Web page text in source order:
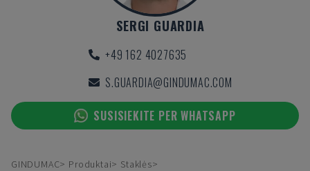
SERGI GUARDIA
+49 162 4027635
S.GUARDIA@GINDUMAC.COM
SUSISIEKITE PER WHATSAPP
GINDUMAC Produktai
Staklės